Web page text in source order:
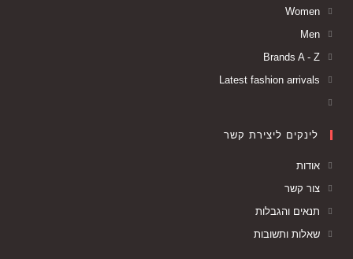
Women
Men
Brands A - Z
Latest fashion arrivals
לינקים ליצירת קשר
אודות
צור קשר
תנאים והגבלות
שאלות ותשובות